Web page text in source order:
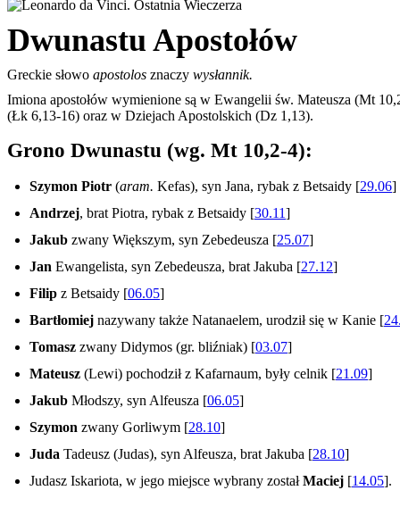
Dwunastu Apostołów
Greckie słowo apostolos znaczy wysłannik.
Imiona apostołów wymienione są w Ewangelii św. Mateusza (Mt
(Łk 6,13-16) oraz w Dziejach Apostolskich (Dz 1,13).
Grono Dwunastu (wg. Mt 10,2-4):
Szymon Piotr (aram. Kefas), syn Jana, rybak z Betsaidy [29.06]
Andrzej, brat Piotra, rybak z Betsaidy [30.11]
Jakub zwany Większym, syn Zebedeusza [25.07]
Jan Ewangelista, syn Zebedeusza, brat Jakuba [27.12]
Filip z Betsaidy [06.05]
Bartłomiej nazywany także Natanaelem, urodził się w Kanie [
Tomasz zwany Didymos (gr. bliźniak) [03.07]
Mateusz (Lewi) pochodził z Kafarnaum, były celnik [21.09]
Jakub Młodszy, syn Alfeusza [06.05]
Szymon zwany Gorliwym [28.10]
Juda Tadeusz (Judas), syn Alfeusza, brat Jakuba [28.10]
Judasz Iskariota, w jego miejsce wybrany zostałMaciej [14.05].